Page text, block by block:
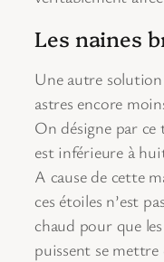
Les naines
Une autre solution
astres encore
On désigne par ce
est inférieure à
A cause de cette
ces étoiles n’est
chaud pour que les
puissent se mettre